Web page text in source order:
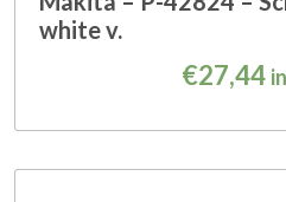
white v.
€27,44